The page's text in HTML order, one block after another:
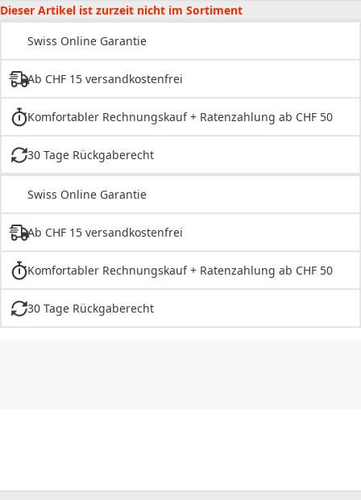
Dieser Artikel ist zurzeit nicht im Sortiment
Swiss Online Garantie
Ab CHF 15 versandkostenfrei
Komfortabler Rechnungskauf + Ratenzahlung ab CHF 50
30 Tage Rückgaberecht
Swiss Online Garantie
Ab CHF 15 versandkostenfrei
Komfortabler Rechnungskauf + Ratenzahlung ab CHF 50
30 Tage Rückgaberecht